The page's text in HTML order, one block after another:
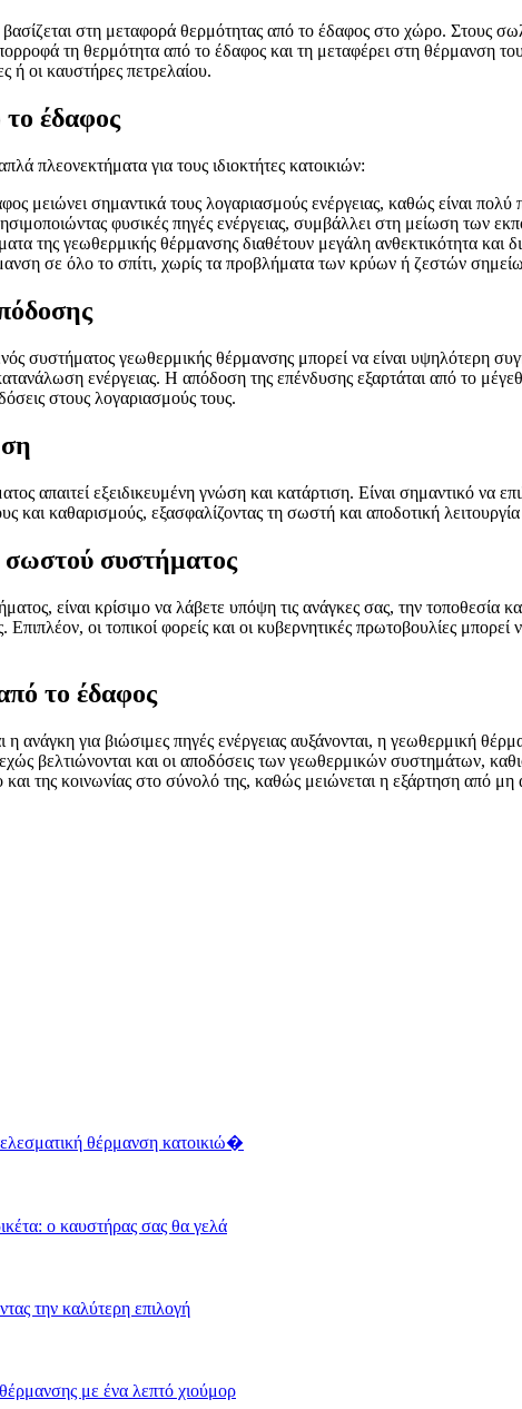
στη μεταφορά θερμότητας από το έδαφος στο χώρο. Στους
τη θερμότητα από το έδαφος και τη μεταφέρει στη θέρμανση
ή οι καυστήρες πετρελαίου.
έδαφος
πλεονεκτήματα για τους ιδιοκτήτες κατοικιών:
μειώνει σημαντικά τους λογαριασμούς ενέργειας, καθώς είναι πολύ
φυσικές πηγές ενέργειας, συμβάλλει στη μείωση των
της γεωθερμικής θέρμανσης διαθέτουν μεγάλη ανθεκτικότητα και
σε όλο το σπίτι, χωρίς τα προβλήματα των κρύων ή ζεστών
συστήματος γεωθερμικής θέρμανσης μπορεί να είναι υψηλότερη
ενέργειας. Η απόδοση της επένδυσης εξαρτάται από το
στους λογαριασμούς τους.
απαιτεί εξειδικευμένη γνώση και κατάρτιση. Είναι σημαντικό να
και καθαρισμούς, εξασφαλίζοντας τη σωστή και αποδοτική
σωστού συστήματος
είναι κρίσιμο να λάβετε υπόψη τις ανάγκες σας, την τοποθεσία
Επιπλέον, οι τοπικοί φορείς και οι κυβερνητικές πρωτοβουλίες
το έδαφος
ανάγκη για βιώσιμες πηγές ενέργειας αυξάνονται, η γεωθερμική
βελτιώνονται και οι αποδόσεις των γεωθερμικών συστημάτων,
της κοινωνίας στο σύνολό της, καθώς μειώνεται η εξάρτηση από μη
θέρμανση κατοικιώ�
ο καυστήρας σας θα γελά
την καλύτερη επιλογή
με ένα λεπτό χιούμορ